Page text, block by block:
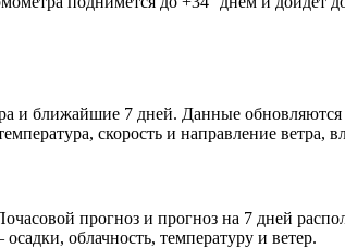
и ближайшие 7 дней. Данные
скорость и направление
прогноз и прогноз на 7 дней
облачность, температуру и ветер.